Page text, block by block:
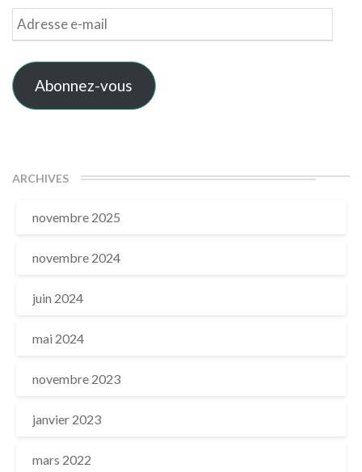
Adresse
e-
mail
Abonnez-vous
ARCHIVES
novembre 2025
novembre 2024
juin 2024
mai 2024
novembre 2023
janvier 2023
mars 2022